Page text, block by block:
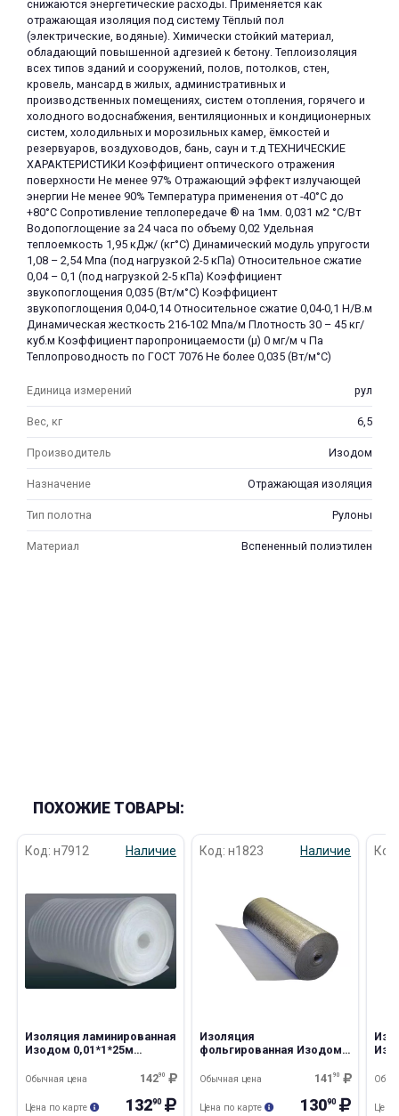
снижаются энергетические расходы. Применяется как
отражающая изоляция под систему Тёплый пол
(электрические, водяные). Химически стойкий материал,
обладающий повышенной адгезией к бетону. Теплоизоляция
всех типов зданий и сооружений, полов, потолков, стен,
кровель, мансард в жилых, административных и
производственных помещениях, систем отопления, горячего и
холодного водоснабжения, вентиляционных и кондиционерных
систем, холодильных и морозильных камер, ёмкостей и
резервуаров, воздуховодов, бань, саун и т.д ТЕХНИЧЕСКИЕ
ХАРАКТЕРИСТИКИ Коэффициент оптического отражения
поверхности Не менее 97% Отражающий эффект излучающей
энергии Не менее 90% Температура применения от -40°С до
+80°С Сопротивление теплопередаче ® на 1мм. 0,031 м2 °С/Вт
Водопоглощение за 24 часа по объему 0,02 Удельная
теплоемкость 1,95 кДж/ (кг°С) Динамический модуль упругости
1,08 – 2,54 Мпа (под нагрузкой 2-5 кПа) Относительное сжатие
0,04 – 0,1 (под нагрузкой 2-5 кПа) Коэффициент
звукопоглощения 0,035 (Bт/м°С) Коэффициент
звукопоглощения 0,04-0,14 Относительное сжатие 0,04-0,1 Н/В.м
Динамическая жесткость 216-102 Мпа/м Плотность 30 – 45 кг/
куб.м Коэффициент паропроницаемости (µ) 0 мг/м ч Па
Теплопроводность по ГОСТ 7076 Не более 0,035 (Bт/м°С)
Единица измерений рул
Вес, кг 6,5
Производитель Изодом
Назначение Отражающая изоляция
Тип полотна Рулоны
Материал Вспененный полиэтилен
ПОХОЖИЕ ТОВАРЫ:
Код: н7912 Наличие
Изоляция ламинированная
Изодом 0,01*1*25м
14290
Обычная цена
13290
Цена по карте
Код: н1823 Наличие
Изоляция
фольгированная Изодом
14190
Обычная цена
13090
Цена по карте Цена